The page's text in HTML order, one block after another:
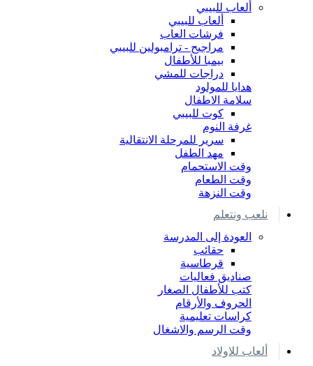
ألعاب للبيبي
ألعاب للبيبي
فرشات العاب
مراجيح - ترامبولين للبيبي
بيمبا للأطفال
دراجات للمشي
هدايا للمولود
سلامة الاطفال
كوت للبيبي
غرفة النوم
سرير للمرحلة الانتقالية
مهد الطفل
وقت الاستحمام
وقت الطعام
وقت النزهة
نلعب ونتعلم
العودة إلى المدرسة
حقائب
قرطاسية
صناديق فعاليات
كتب للأطفال الصغار
الحروف والأرقام
كراسات تعليمية
وقت الرسم والاشغال
ألعاب للاولاد